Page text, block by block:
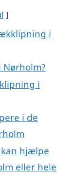
i
i
i de
hjælpe
eller hele